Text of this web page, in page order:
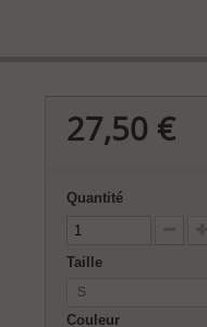
27,50 €
Quantité
Taille
S
Couleur